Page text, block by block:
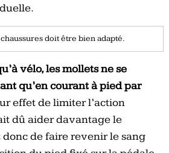
doit être bien adapté.
vélo, les mollets ne se
qu’en courant à pied par
effet de limiter l’action
dû aider davantage le
de faire revenir le sang